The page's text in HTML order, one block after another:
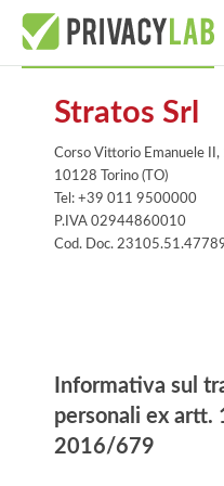
Stratos Srl
Corso Vittorio Emanuele II,
10128 Torino (TO)
Tel: +39 011 9500000
P.IVA 02944860010
Cod. Doc.
Informativa sul
personali ex artt.
2016/679